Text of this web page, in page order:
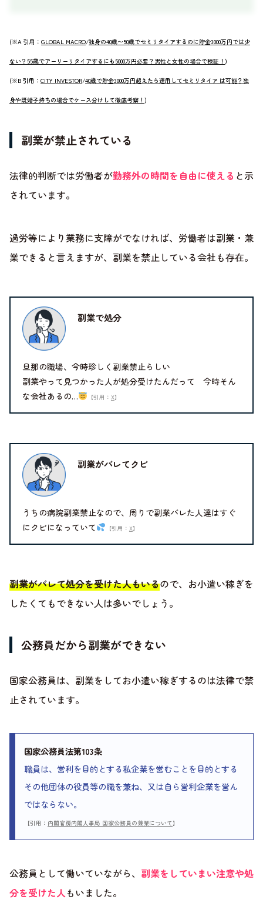
(※A 引用： GLOBAL MACRO/独身の40歳〜50歳でセミリタイアするのに貯金3000万円では少
ない？55歳でアーリーリタイアするにも5000万円必要？男性と女性の場合で検証！ )
(※B 引用： CITY INVESTOR/40歳で貯金3000万円超えたら運用してセミリタイア は可能？独
身や既婚子持ちの場合でケース分けして徹底考察！ )
副業が禁止されている
法律的判断では労働者が勤務外の時間を自由に使える と示
されています。
過労等により業務に支障がでなければ、労働者は副業・兼
業できると言えますが、副業を禁止している会社も存在。
副業で処分
旦那の職場、今時珍しく副業禁止らしい
副業やって見つかった人が処分受けたんだって 今時そん
な会社あるの…
【引用： X】
副業がバレてクビ
うちの病院副業禁止なので、周りで副業バレた人達はすぐ
にクビになっていて
【引用： X】
副業がバレて処分を受けた人もいるので、お小遣い稼ぎを
したくてもできない人は多いでしょう。
公務員だから副業ができない
国家公務員は、副業をしてお小遣い稼ぎするのは法律で禁
止されています。
国家公務員法第103条
職員は、営利を目的とする私企業を営むことを目的とする
その他団体の役員等の職を兼ね、又は自ら営利企業を営ん
ではならない。
【引用： 内閣官房内閣人事局 国家公務員の兼業について】
公務員として働いていながら、 副業をしていまい注意や処
分を受けた人もいました。